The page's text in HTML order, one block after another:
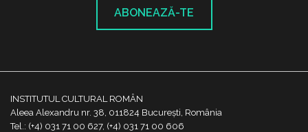
ABONEAZĂ-TE
INSTITUTUL CULTURAL ROMÂN
Aleea Alexandru nr. 38, 011824 București, România
Tel.: (+4) 031 71 00 627, (+4) 031 71 00 606